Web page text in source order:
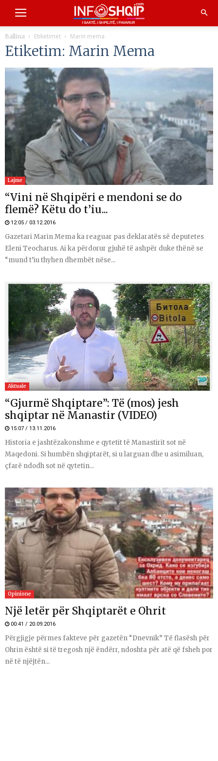
Ballina Etiketimet Marin mema
Etiketim: Marin Mema
Lajme
“Vini në Shqipëri e mendoni se do
flemë? Këtu do t’iu...
12:05 / 03.12.2016
Gazetari Marin Mema ka reaguar pas deklaratës së deputetes
Eleni Teocharus. Ai ka përdorur gjuhë të ashpër duke thënë se
“mund t’iu thyhen dhembët nëse...
Aktuale
“Gjurmë Shqiptare”: Të (mos) jesh
shqiptar në Manastir (VIDEO)
15:07 / 13.11.2016
Historia e jashtëzakonshme e qytetit të Manastirit sot në
Maqedoni. Si humbën shqiptarët, si u larguan dhe u asimiluan,
çfarë ndodh sot në qytetin...
Opinione
Një letër për Shqiptarët e Ohrit
00:41 / 20.09.2016
Përgjigje përmes fakteve për gazetën “Dnevnik” Të flasësh për
Ohrin është si të tregosh një ëndërr, ndoshta për atë që fsheh por
në të njëjtën...